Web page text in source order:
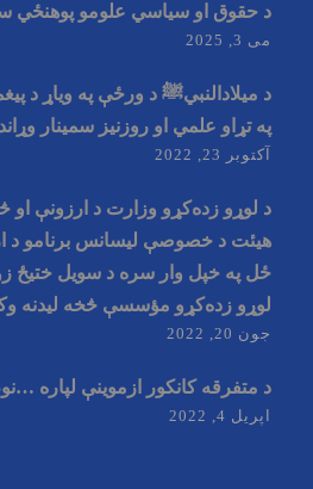
د حقوق او سیاسي علومو پوهنځي
می 3, 2025
د میلادالنبيﷺ د ورځې په وياړ د
په تړاو علمي او روزنيز سمينار
آکتوبر 23, 2022
د لوړو زده‌کړو وزارت د ارزونې
هیئت د خصوصې ليسانس برنامو د
ځل په خپل وار سره د سویل ختیځ
لوړو زده‌کړو مؤسسې څخه لیدنه
جون 20, 2022
د متفرقه کانکور ازموینې لپاره
اپریل 4, 2022